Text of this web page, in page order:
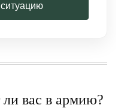
ли вас в армию?